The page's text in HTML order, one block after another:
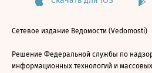
Сетевое издание Ведомости (Vedomosti)
Решение Федеральной службы по
информационных технологий и